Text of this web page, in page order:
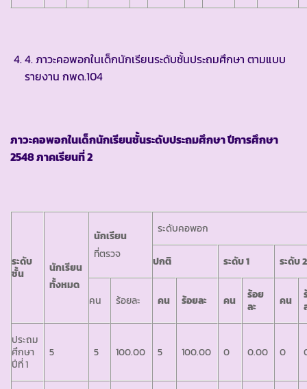
4. ภาวะคอพอกในเด็กนักเรียนระดับชั้นประถมศึกษา ตามแบบ
รายงาน กพด.104
ภาวะคอพอกในเด็กนักเรียนชั้นระดับประถมศึกษา ปีการศึกษา
2548 ภาคเรียนที่ 2
ระดับ
ชั้น
นักเรียน
ทั้งหมด
นักเรียน
ที่ตรวจ
ระดับคอพอก
ปกติ ระดับ1 ระดับ2
คน ร้อยละ คน ร้อยละ คน
ร้อย
ละ
คน
ประถม
ศึกษา
ปีที่ 1
5 5 100.00 5 100.00 0 0.00 0